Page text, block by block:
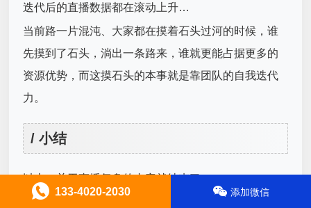
迭代后的直播数据都在滚动上升…
当前路一片混沌、大家都在摸着石头过河的时候，谁
先摸到了石头，淌出一条路来，谁就更能占据更多的
资源优势，而这摸石头的本事就是靠团队的自我迭代
力。
/ 小结
以上，关于直播复盘的内容就结束了。
在最近的几篇文章中我们都有提到，要抓住视频号直
133-4020-2030 添加微信